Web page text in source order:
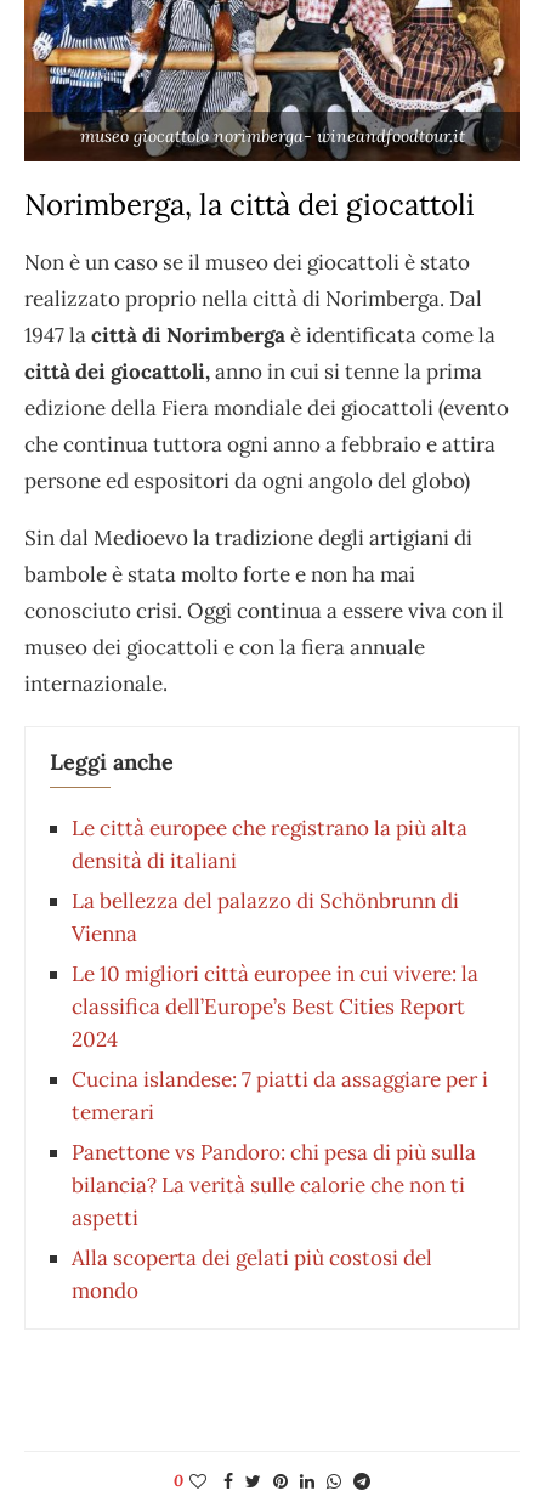
museo giocattolo norimberga- wineandfoodtour.it
Norimberga, la città dei giocattoli
Non è un caso se il museo dei giocattoli è stato
realizzato proprio nella città di Norimberga. Dal
1947 lacittà di Norimbergaè identificata come la
città dei giocattoli,anno in cui si tenne la prima
edizione della Fiera mondiale dei giocattoli (evento
che continua tuttora ogni anno a febbraio e attira
persone ed espositori da ogni angolo del globo)
Sin dal Medioevo la tradizione degli artigiani di
bambole è stata molto forte e non ha mai
conosciuto crisi. Oggi continua a essere viva con il
museo dei giocattoli e con la fiera annuale
internazionale.
Leggi anche
Le città europee che registrano la più alta
densità di italiani
La bellezza del palazzo di Schönbrunn di
Vienna
Le 10 migliori città europee in cui vivere: la
classifica dell’Europe’s Best Cities Report
2024
Cucina islandese: 7 piatti da assaggiare per i
temerari
Panettone vs Pandoro: chi pesa di più sulla
bilancia? La verità sulle calorie che non ti
aspetti
Alla scoperta dei gelati più costosi del
mondo
0